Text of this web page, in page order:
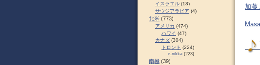
加藤
イスラエル (18)
サウジアラビア (4)
北米 (773)
アメリカ (474)
ハワイ (47)
カナダ (304)
トロント (224)
e-nikka (223)
南極 (39)